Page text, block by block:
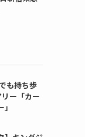
も持ち歩
ー「カー